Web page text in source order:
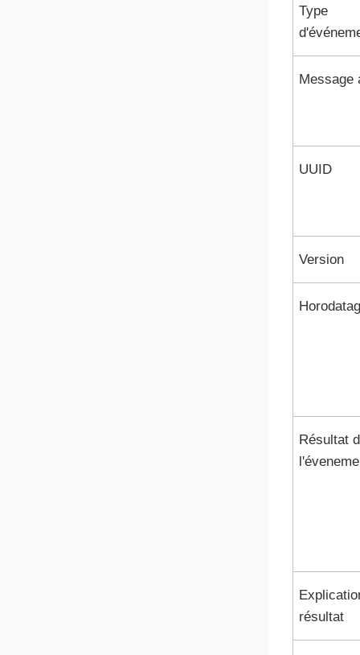
Type
Message
UUID
Version
Résultat
résultat